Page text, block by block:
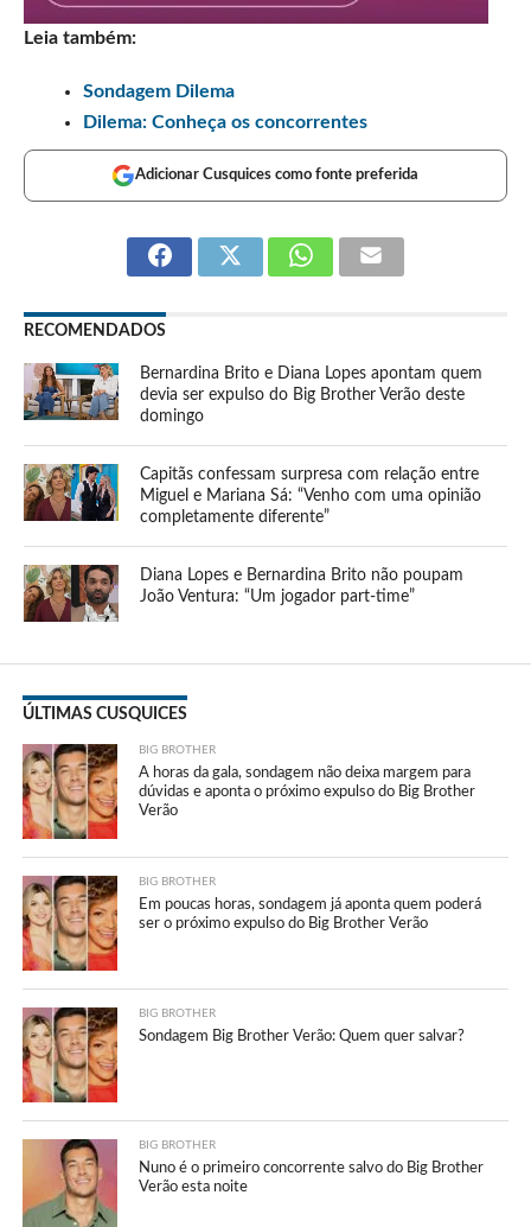
Leia também:
Sondagem Dilema
Dilema: Conheça os concorrentes
Adicionar Cusquices como fonte preferida
RECOMENDADOS
Bernardina Brito e Diana Lopes apontam quem
devia ser expulso do Big Brother Verão deste
domingo
Capitãs confessam surpresa com relação entre
Miguel e Mariana Sá: “Venho com uma opinião
completamente diferente”
Diana Lopes e Bernardina Brito não poupam
João Ventura: “Um jogador part-time”
ÚLTIMAS CUSQUICES
BIG BROTHER
A horas da gala, sondagem não deixa margem para
dúvidas e aponta o próximo expulso do Big Brother
Verão
BIG BROTHER
Em poucas horas, sondagem já aponta quem poderá
ser o próximo expulso do Big Brother Verão
BIG BROTHER
Sondagem Big Brother Verão: Quem quer salvar?
BIG BROTHER
Nuno é o primeiro concorrente salvo do Big Brother
Verão esta noite